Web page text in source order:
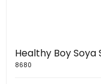
Healthy Boy
8680